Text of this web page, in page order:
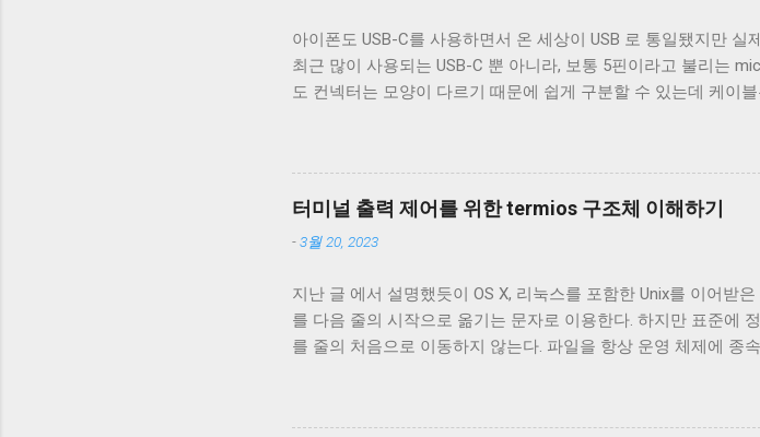
아이폰도 USB-C를 사용하면서 온 세상이 USB 로 통일됐지만
최근 많이 사용되는 USB-C 뿐 아니라, 보통 5핀이라고 불리는
도 컨넥터는 모양이 다르기 때문에 쉽게 구분할 수 있는데 케이
번 글에서는 USB 2.0 케이블의 내부를 통해 USB 케이블에 대
폐 위 사진은 집에서 돌아다니던 A - Micro-B USB 2.0 케이블의
알 수 있다. 이 선들은 금속 선이지만 전선은 아니다. 이 선은 전
속 선을 벗겨야 나온다. 이번에 자른 케이블에는 두 종류의 차폐
도체의 가닥으로 이루어져 있다. 전자는 보통 호일 차폐(Foil
수 전자기파를 차단하는 것에 효과적이고, 호일 차폐가 고주파
케이블은 이 두 차폐를 사용하는 것이 필수적이고, 그 외의 경우
케이블을 쓰지 않는 한 요즘은 USB 2.0 케이블에도 이 두 가지를
터미널 출력 제어를 위한 termios 구조체 이해하기
-3월 20, 2023
지난 글 에서 설명했듯이 OS X, 리눅스를 포함한 Unix를 이어받
를 다음 줄의 시작으로 옮기는 문자로 이용한다. 하지만 표준에
를 줄의 처음으로 이동하지 않는다. 파일을 항상 운영 체제에 종
이 차이는 문제될 수 있다. 이 차이를 다루기 위해서 터미널은
래그가 POSIX.1 표준이 정의 하는 termios 구조체의 c_oflag 다.